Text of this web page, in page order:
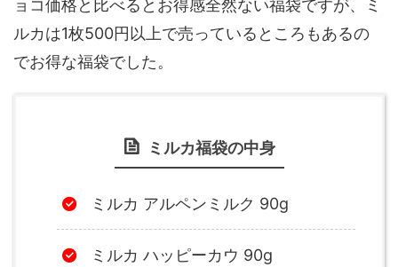
ョコ価格と比べるとお得感全然ない福袋ですが、ミ
ルカは1枚500円以上で売っているところもあるの
でお得な福袋でした。
ミルカ福袋の中身
ミルカ アルペンミルク 90g
ミルカ ハッピーカウ 90g